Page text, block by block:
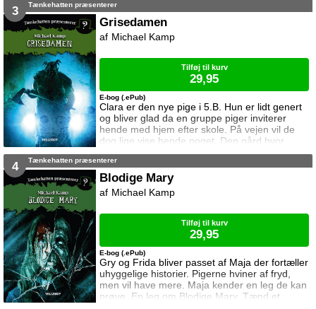
3 Tænkehatten præsenterer
Grisedamen
Clara er den nye pige i 5.B. Hun er lidt genert
og bliver glad da en gruppe piger inviterer
hende med hjem efter skole. På vejen vil de
dog lige vise hende noget. Den gård hvor
Grisedamen boede. Altså, før hun begyndte at
hugge hovederne af folk. Tænkehatten
Præsenterer er en serie skabt af YouTuberen
Tænkehatten og forfatter Michael Kamp.
E-bog (.ePub)
Michael Kamp
Tilføj til kurv
29,95
4 Tænkehatten præsenterer
Blodige Mary
Gry og Frida bliver passet af Maja der fortæller
uhyggelige historier. Pigerne hviner af fryd,
men vil have mere. Maja kender en leg de kan
prøve. En leg om Blodige Mary. Tænd et
E-bog (.ePub)
Michael Kamp
Tilføj til kurv
29,95